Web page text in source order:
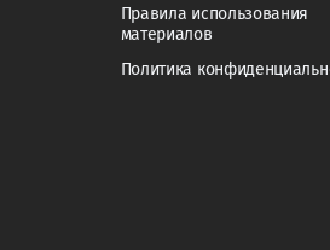
Правила использования
материалов
Политика